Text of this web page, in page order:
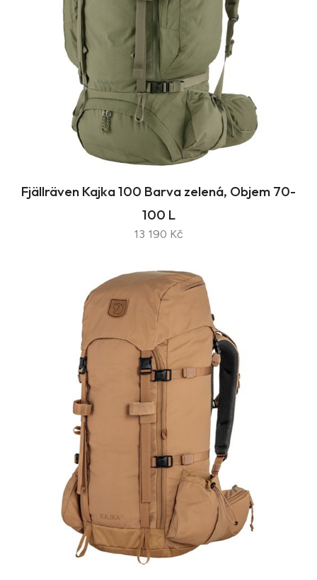
Fjällräven Kajka 100 Barva zelená, Objem 70-
100 L
13 190 Kč